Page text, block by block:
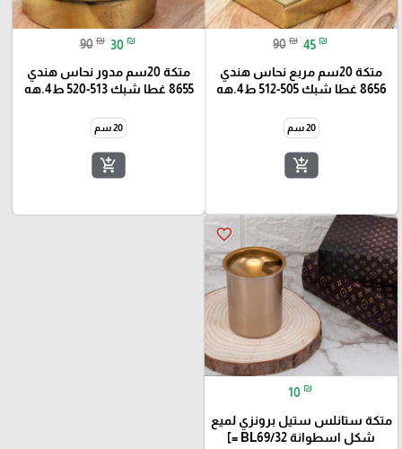
90 ₪ 45 ₪
متكة 20سم مربع نحاس هندي
8656 غطا شبك 505-512 ط4.هه
20 سم
add_shopping_cart
90 ₪ 30 ₪
متكة 20سم مدور نحاس هندي
8655 غطا شبك 513-520 ط4.هه
20 سم
add_shopping_cart
favorite_border
10 ₪
متكة ستانلس ستيل برونزي لميع
شكل اسطوانة BL69/32 =]